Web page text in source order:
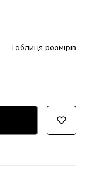
Таблиця розмірів